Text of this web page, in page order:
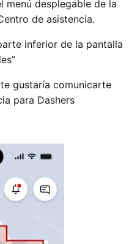
menú desplegable de la
de asistencia.
inferior de la pantalla
gustaría comunicarte
para Dashers